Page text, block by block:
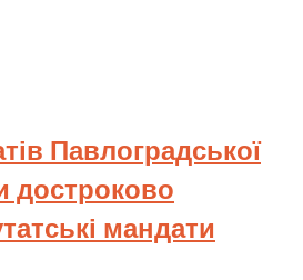
Павлоградської
достроково
мандати